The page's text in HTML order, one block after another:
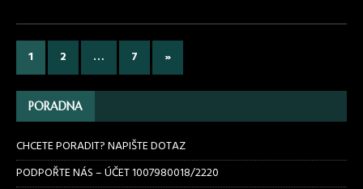
1 2 … 7 »
PORADNA
CHCETE PORADIT? NAPIŠTE DOTAZ
PODPOŘTE NÁS – ÚČET 1007980018/2220